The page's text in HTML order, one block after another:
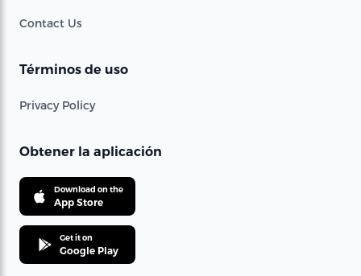
Contact Us
Términos de uso
Privacy Policy
Obtener la aplicación
Download on the
App Store
Get it on
Google Play